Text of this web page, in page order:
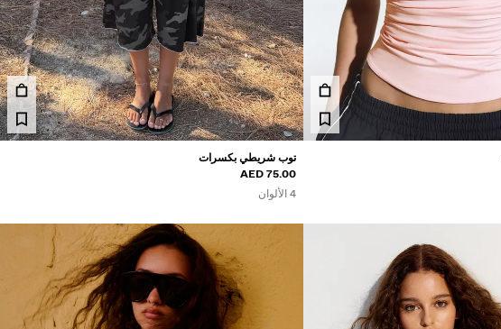
توب شريطي بكسرات
75.00 AED
4 الألوان